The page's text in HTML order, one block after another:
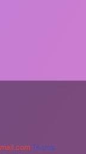
Teams: